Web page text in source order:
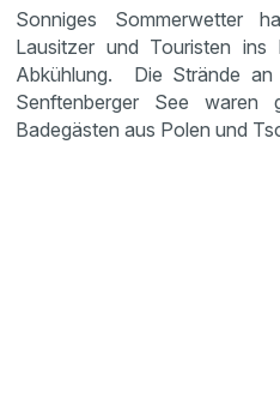
Sonniges Sommerwetter
Lausitzer und Touristen
Abkühlung. Die Strände an
Senftenberger See
Badegästen aus Polen und